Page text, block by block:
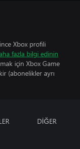
Xbox profili
fazla bilgi edinin
için Xbox Game
(abonelikler ayrı
DİĞER